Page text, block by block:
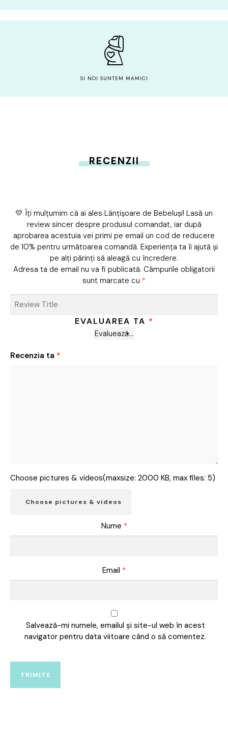
SI NOI SUNTEM MAMICI
RECENZII
💛 Îți mulțumim că ai ales Lănțișoare de Bebeluși! Lasă un
review sincer despre produsul comandat, iar după
aprobarea acestuia vei primi pe email un cod de reducere
de 10% pentru următoarea comandă. Experiența ta îi ajută și
pe alți părinți să aleagă cu încredere.
Adresa ta de email nu va fi publicată. Câmpurile obligatorii
sunt marcate cu *
EVALUAREA TA *
Recenzia ta *
Choose pictures & videos(maxsize: 2000 KB, max files: 5)
Choose pictures & videos
Nume *
Email *
Salvează-mi numele, emailul și site-ul web în acest
navigator pentru data viitoare când o să comentez.